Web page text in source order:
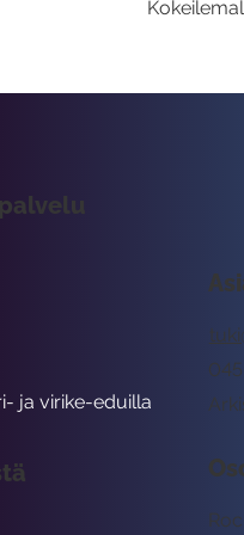
045
ja virike-eduilla